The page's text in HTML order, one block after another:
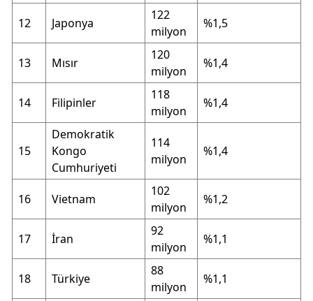
12 Japonya
122
milyon
%1,5
13 Mısır
120
milyon
%1,4
14 Filipinler
118
milyon
%1,4
15
Demokratik
Kongo
Cumhuriyeti
114
milyon
%1,4
16 Vietnam
102
milyon
%1,2
17 İran
92
milyon
%1,1
18 Türkiye
88
milyon
%1,1